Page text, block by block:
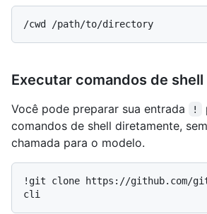
Executar comandos de shell
Você pode preparar sua entrada !
comandos de shell diretamente,
chamada para o modelo.
!git clone https://github.com/